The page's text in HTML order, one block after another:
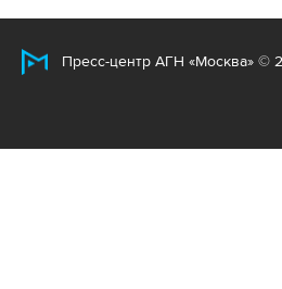
Пресс-центр АГН «Москва» ©